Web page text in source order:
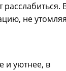
не
и уютнее, в